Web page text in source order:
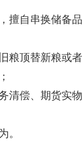
擅自串换储备
粮顶替新粮或
清偿、期货实
。